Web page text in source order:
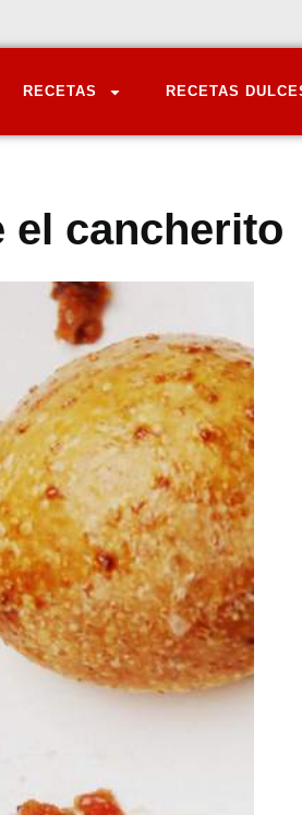
RECETAS RECETAS
el cancherito